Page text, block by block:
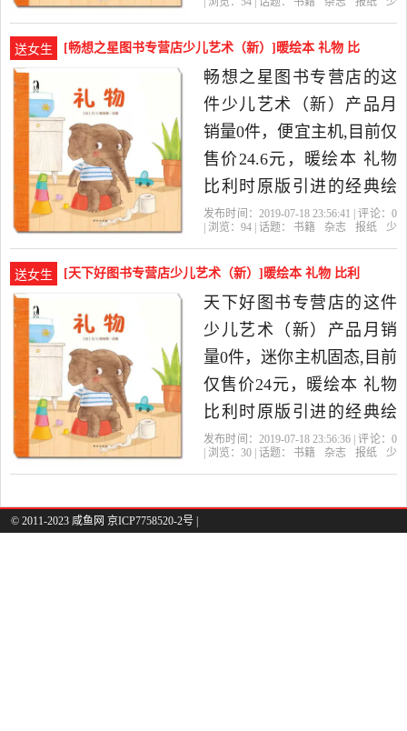
角色让人爱 西纳顿文/图 左
右脑开发 书籍排行榜是
2019年读买天下图书专营
店精选书籍,杂志,报纸当中
性价比很高的少儿艺术
（新），由北京发货。
送女生
[畅想之星图书专营店少儿艺术（新）]暖绘本 礼物 比
利时原月销量0件仅售24.6元畅想之星图书专营店的这
件少儿艺术（新）产品月
销量0件，便宜主机,目前仅
售价24.6元，暖绘本 礼物
比利时原版引进的经典绘
本，精美的画质和可爱的
安出版社 左右脑开发书籍
书是2019年畅想之星图书
专营店精选书籍,杂志,报纸
当中性价比很高的少儿艺
术（新），由北京发货。
发布时间：2019-07-18 23:56:41 | 评论： 0
| 浏览： 94 | 话题： 书籍 杂志 报纸
少
送女生
[天下好图书专营店少儿艺术（新）]暖绘本 礼物 比利
时原月销量0件仅售24元
天下好图书专营店的这件
少儿艺术（新）产品月销
量0件，迷你主机固态,目前
仅售价24元，暖绘本 礼物
比利时原版引进的经典绘
本，精美的画质和可爱的
发布时间：2019-07-18 23:56:36 | 评论： 0
| 浏览： 30 | 话题： 书籍 杂志 报纸
少
© 2011-2023 咸鱼网 京ICP7758520-2号 |